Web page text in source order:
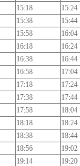
15:18 15:24
15:38 15:44
15:58 16:04
16:18 16:24
16:38 16:44
16:58 17:04
17:18 17:24
17:38 17:44
17:58 18:04
18:18 18:24
18:38 18:44
18:56 19:02
19:14 19:20